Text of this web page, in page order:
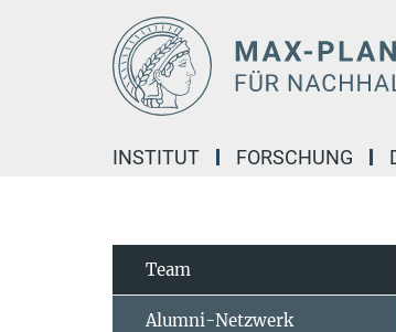
INSTITUT FORSCHUNG
Team
Alumni-Netzwerk